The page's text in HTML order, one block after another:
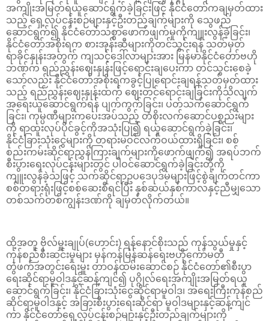
အကျိုးအမြတ်ရယူဆောင်ရွက်ခဲ့ခြင်းဖြင့် နိုင်ငံတော်ကချမှတ်ထား
သည့် ရှေ့လုပ်ငန်းစဉ်များနှင့်ဦးတည်ချက်များကို သွေဖည်
ဆောင်ရွက်၍ နိုင်ငံတော်သစ္စာဖောက်ဖျက်မှုကိုကျူးလွန်ခဲ့ခြင်း၊
နိုင်ငံတော်အစိုးရက စားအုန်းဆီများကိုတင်သွင်းရန် သတ်မှတ်
ရာခိုင်နှုန်းအတွက် ကျသင့်ဒေါ်လာများအား မြန်မာနိုင်ငံတော်ဗဟို
ဘဏ်က ရည်ညွှန်းဈေးနှုန်းဖြင့်ရောင်းချပေးကာ တင်သွင်းစေခဲ့
သော်လည်း နိုင်ငံတော်အစိုးရကခွင့်ပြုရောင်းချရန်သတ်မှတ်ထား
သည့် ရည်ညွှန်းဈေးနှုန်းထက် ဈေးတင်ရောင်းချခြင်းကိုသိလျက်
အရေးယူဆောင်ရွက်ရန် ပျက်ကွက်ခြင်း၊ ပတ်သက်ဆောင်ရွက်
ခြင်း၊ ကုမ္ပဏီများကပေးအပ်သည့် တံစိုးလက်ဆောင်ပစ္စည်းများ
ကို ရာထူးလုပ်ပိုင်ခွင့်ကိုအသုံးပြု၍ ရယူဆောင်ရွက်ခဲ့ခြင်း၊
နိုင်ငံခြားသုံးငွေများကို တရားမဝင်လက်ဝယ်ထားရှိခြင်း၊ စစ်
စည်းကမ်းဆိုင်ရာညွှန်ကြားချက်များကိုဖောက်ဖျက်၍ အရပ်ဘက်
စီးပွားရေးလုပ်ငန်းများတွင် ပါဝင်ဆောင်ရွက်ခဲ့ခြင်းတို့ကို
ကျူးလွန်ခဲ့သဖြင့် သက်ဆိုင်ရာဥပဒေပုဒ်မများဖြင့်စွဲချက်တင်ကာ
စစ်တရားရုံးဖြင့်စစ်ဆေးစီရင်ပြီး နှစ်ဆယ်နှစ်ကာလနှင့်ညီမျှသော
တစ်သက်တစ်ကျွန်းဒဏ်ကို ချမှတ်လိုက်တယ်။
ထို့အတူ ဗိုလ်မှူးချုပ်(ဟောင်း) ရန်နောင်စိုးသည် ကုန်သွယ်မှုနှင့်
ကုန်စည်စီးဆင်းမှုများ မှန်ကန်မြန်ဆန်ရေးဗဟိုကော်မတီ
တွဲဖက်အတွင်းရေးမှူး တာဝန်ထမ်းဆောင်စဉ် နိုင်ငံတော်၏စီးပွာ
ရေးဆိုင်ရာမူဝါဒနှင့်ဆန့်ကျင်၍ ပုဂ္ဂိုလ်ရေးအကျိုးအမြတ်ရယူ
ဆောင်ရွက်ခြင်း၊ နိုင်ငံခြားသုံးငွေဆိုင်ရာမူဝါဒ၊ အရေးကြီးကုန်စည်
ဆိုင်ရာမူဝါဒနှင့် အခြားစီးပွားရေးဆိုင်ရာ မူဝါဒများနှင့်ဆန့်ကျင်
ကာ နိုင်ငံတော်ရှေ့လုပ်ငန်းစဉ်များနှင့်ဦးတည်ချက်များကို